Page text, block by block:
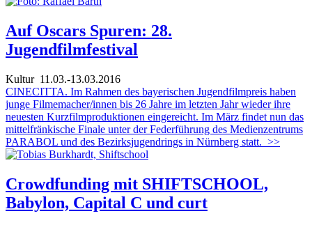
Auf Oscars Spuren: 28.
Jugendfilmfestival
Kultur11.03.-13.03.2016
CINECITTA. Im Rahmen des bayerischen Jugendfilmpreis haben
junge Filmemacher/innen bis 26 Jahre im letzten Jahr wieder ihre
neuesten Kurzfilmproduktionen eingereicht. Im März findet nun das
mittelfränkische Finale unter der Federführung des Medienzentrums
PARABOL und des Bezirksjugendrings in Nürnberg statt. >>
Crowdfunding mit SHIFTSCHOOL,
Babylon, Capital C und curt